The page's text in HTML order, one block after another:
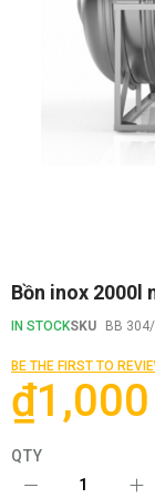
Skip
the
of
the
images
gallery
Bồn inox 2000l
IN STOCKSKU BB
BE THE FIRST TO
₫1,000
QTY